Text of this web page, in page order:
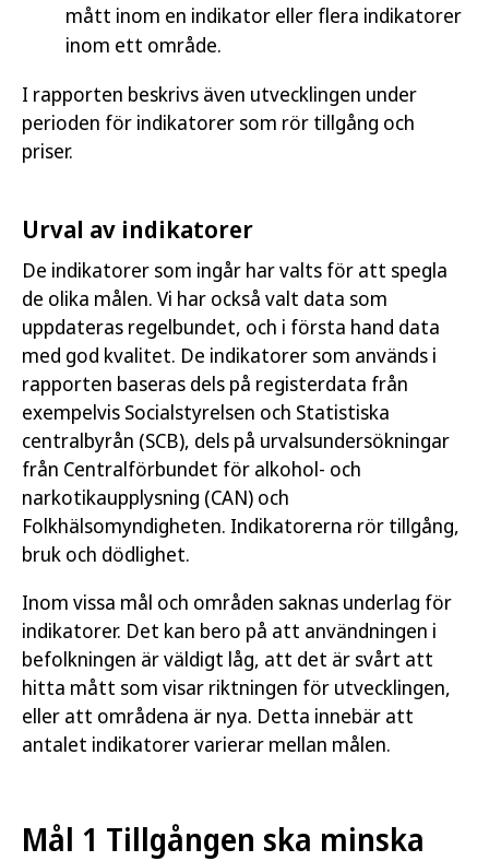
mått inom en indikator eller flera indikatorer
inom ett område.
I rapporten beskrivs även utvecklingen under
perioden för indikatorer som rör tillgång och
priser.
Urval av indikatorer
De indikatorer som ingår har valts för att spegla
de olika målen. Vi har också valt data som
uppdateras regelbundet, och i första hand data
med god kvalitet. De indikatorer som används i
rapporten baseras dels på registerdata från
exempelvis Socialstyrelsen och Statistiska
centralbyrån (SCB), dels på urvalsundersökningar
från Centralförbundet för alkohol- och
narkotikaupplysning (CAN) och
Folkhälsomyndigheten. Indikatorerna rör tillgång,
bruk och dödlighet.
Inom vissa mål och områden saknas underlag för
indikatorer. Det kan bero på att användningen i
befolkningen är väldigt låg, att det är svårt att
hitta mått som visar riktningen för utvecklingen,
eller att områdena är nya. Detta innebär att
antalet indikatorer varierar mellan målen.
Mål 1 Tillgången ska minska